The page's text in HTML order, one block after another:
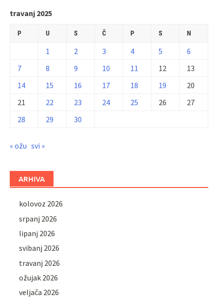
travanj 2025
P U S Č P S N
1 2 3 4 5
6
7
8 9 10 11 12
13
14
15 16 17 18 19
20
21
22 23 24 25 26
27
28
29 30
« ožu svi »
ARHIVA
kolovoz 2026
srpanj 2026
lipanj 2026
svibanj 2026
travanj 2026
ožujak 2026
veljača 2026